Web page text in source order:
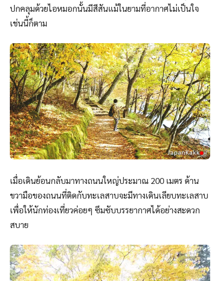
ปกคลุมด้วยไอหมอกนั้นมีสีสันแม้ในยามที่อากาศไม่เป็นใจ
เช่นนี้ก็ตาม
เมื่อเดินย้อนกลับมาทางถนนใหญ่ประมาณ 200 เมตร ด้าน
ขวามือของถนนที่ติดกับทะเลสาบจะมีทางเดินเลียบทะเลสาบ
เพื่อให้นักท่องเที่ยวค่อยๆ ซึมซับบรรยากาศได้อย่างสะดวก
สบาย